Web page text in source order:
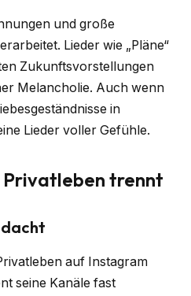
und große
Lieder wie „Pläne“
Zukunftsvorstellungen
Melancholie. Auch wenn
in
Lieder voller Gefühle.
Privatleben trennt
auf Instagram
seine Kanäle fast